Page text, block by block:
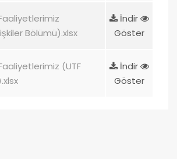
Bölümü).xlsx
İndir
Göster
(UTF
İndir
Göster